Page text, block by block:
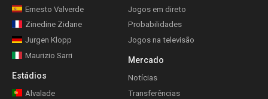
Ernesto Valverde
Zinedine Zidane
Jurgen Klopp
Maurizio Sarri
Estádios
Alvalade
Jogos em direto
Probabilidades
Jogos na televisão
Mercado
Notícias
Transferências